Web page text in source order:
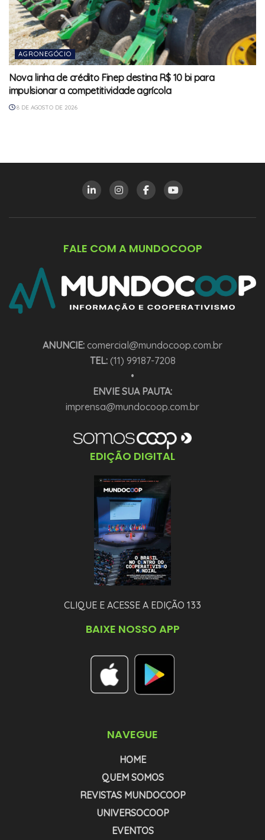
AGRONEGÓCIO
Nova linha de crédito Finep destina R$ 10 bi para
impulsionar a competitividade agrícola
8 DE AGOSTO DE 2026
FALE COM A MUNDOCOOP
ANUNCIE: comercial@mundocoop.com.br
TEL:(11) 99187-7208
•
ENVIE SUA PAUTA:
imprensa@mundocoop.com.br
EDIÇÃO DIGITAL
CLIQUE E ACESSE A EDIÇÃO 133
BAIXE NOSSO APP
NAVEGUE
HOME
QUEM SOMOS
REVISTAS MUNDOCOOP
UNIVERSOCOOP
EVENTOS